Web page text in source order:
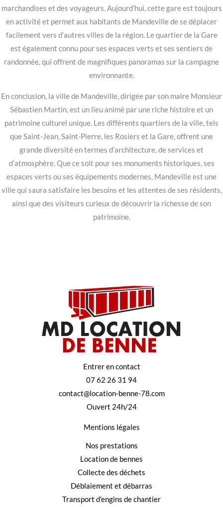
marchandises et des voyageurs. Aujourd’hui, cette gare est toujours
en activité et permet aux habitants de Mandeville de se déplacer
facilement vers d’autres villes de la région. Le quartier de la Gare
est également connu pour ses espaces verts et ses sentiers de
randonnée, qui offrent de magnifiques panoramas sur la campagne
environnante.
En conclusion, la ville de Mandeville, dirigée par son maire Monsieur
Sébastien Martin, est un lieu animé par une riche histoire et un
patrimoine culturel unique. Les différents quartiers de la ville, tels
que Saint-Jean, Saint-Pierre, les Rosiers et la Gare, offrent une
grande diversité en termes d’architecture, de services et
d’atmosphère. Que ce soit pour ses monuments historiques, ses
espaces verts ou ses équipements modernes, Mandeville est une
ville qui saura satisfaire les besoins et les attentes de ses résidents,
ainsi que des visiteurs curieux de découvrir la richesse de son
patrimoine.
Entrer en contact
07 62 26 31 94
contact@location-benne-78.com
Ouvert 24h/24
Mentions légales
Nos prestations
Location de bennes
Collecte des déchets
Déblaiement et débarras
Transport d'engins de chantier